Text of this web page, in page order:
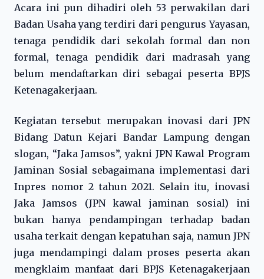
Acara ini pun dihadiri oleh 53 perwakilan dari
Badan Usaha yang terdiri dari pengurus Yayasan,
tenaga pendidik dari sekolah formal dan non
formal, tenaga pendidik dari madrasah yang
belum mendaftarkan diri sebagai peserta BPJS
Ketenagakerjaan.
Kegiatan tersebut merupakan inovasi dari JPN
Bidang Datun Kejari Bandar Lampung dengan
slogan, “Jaka Jamsos”, yakni JPN Kawal Program
Jaminan Sosial sebagaimana implementasi dari
Inpres nomor 2 tahun 2021. Selain itu, inovasi
Jaka Jamsos (JPN kawal jaminan sosial) ini
bukan hanya pendampingan terhadap badan
usaha terkait dengan kepatuhan saja, namun JPN
juga mendampingi dalam proses peserta akan
mengklaim manfaat dari BPJS Ketenagakerjaan